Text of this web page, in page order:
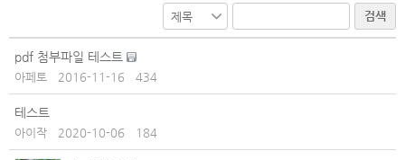
검색
pdf 첨부파일 테스트
아페토 2016-11-16 434
테스트
아이작 2020-10-06 184